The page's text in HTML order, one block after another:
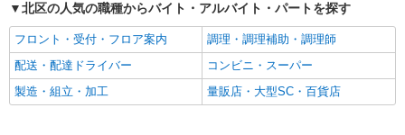
エルダー（50代～）活躍中
シニア（60代～）活躍中
高収入・高額
ボーナス・賞与あり
昇給あり
完全週休2日制
フルタイム歓迎
禁煙・分煙
北区の人気の職種からバイト・アルバイト・パートを探す
フロント・受付・フロア案内
調理・調理補助・調理師
配送・配達ドライバー
コンビニ・スーパー
製造・組立・加工
量販店・大型SC・百貨店